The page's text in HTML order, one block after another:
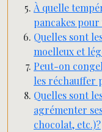
À quelle
pancakes
Quelles sont
moelleux et
Peut-on
les réchauffer
Quelles sont
agrémenter
chocolat, etc.)?